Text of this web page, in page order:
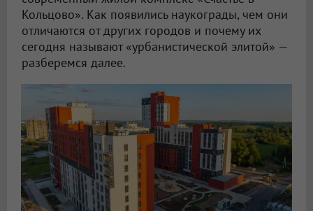
Кольцово». Как появились наукограды, чем они
отличаются от других городов и почему их
сегодня называют «урбанистической элитой» —
разберемся далее.